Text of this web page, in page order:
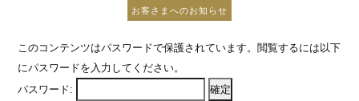
お客さまへのお知らせ
このコンテンツはパスワードで保護されています。閲覧するには以下
にパスワードを入力してください。
パスワード: